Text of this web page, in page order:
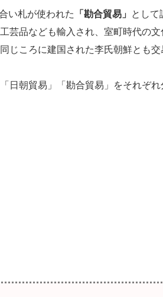
い札が使われた 「勘合貿易」
として
芸品なども輸入され、室町時代の
じころに建国された李氏朝鮮とも交
日朝貿易」「勘合貿易」をそれぞれ